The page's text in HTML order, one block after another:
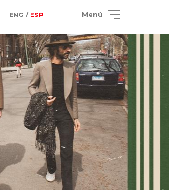
ENG / ESP Menú